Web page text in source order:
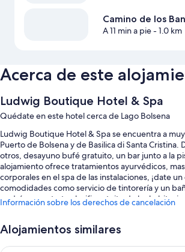
Camino de los
A 11 min a pie- 1.0 km
Acerca de este
Ludwig Boutique Hotel & Spa
Quédate en este hotel cerca de Lago Bolsena
Ludwig Boutique Hotel & Spa se encuentra a
Puerto de Bolsena y de Basilica di Santa Cristina.
otros, desayuno bufé gratuito, un bar junto a la
alojamiento ofrece tratamientos ayurvédicos,
corporales en el spa de las instalaciones, ¡date
comodidades como servicio de tintorería y un
podrás conectarte al wifi gratuito de las
También hay otros servicios, como:
Una piscina al aire libre de temporada con
Información sobre los derechos de cancelación
Alojamientos similares